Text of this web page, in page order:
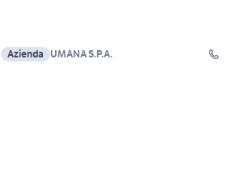
Azienda UMANA S.P.A.